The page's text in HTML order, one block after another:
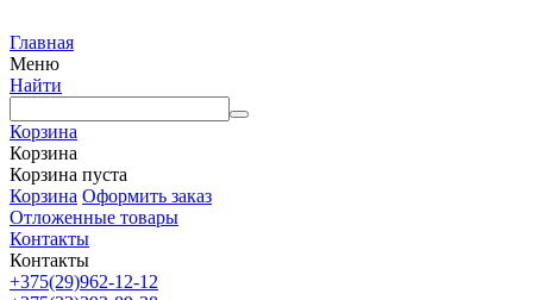
Главная
Меню
Найти
Корзина
Корзина
Корзина пуста
Корзина Оформить заказ
Отложенные товары
Контакты
Контакты
+375(29)962-12-12